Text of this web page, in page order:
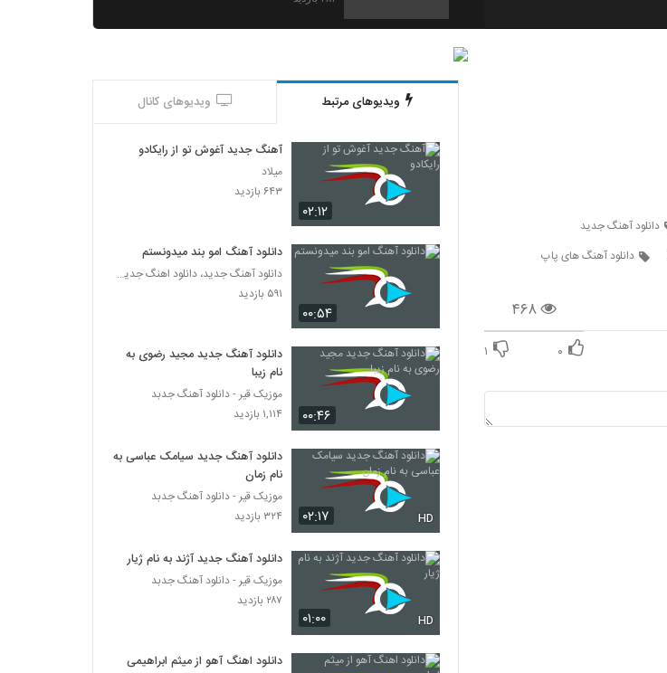
5267
دانلود آهنگ علی بیگ دل بریده (Ali Beig Del
۲۲۶ بازدید
علی راموز آهنگ بی خیال دنیا
۲۷۹ بازدید
آهنگ شهراد بنام بغض سنگی
۲۴۴ بازدید
۲۱۲ بازدید
Saberi Adame Ashegh)
هادی سپاسی آهنگ نه نمیخوام
Bahador Ghavami Taskin
۲۰۳ بازدید
آهنگ کاش نمی دیدمش از رامین حضرتی(پاپ)
دانلود آهنگ جدید
دانلود آهنگ های پاپ
۴۶۸
۰ ۱
ویدیوهای مرتبط ویدیوهای کانال
۰۲:۱۲
آهنگ جدید آغوش تو از رایکادو
میلاد
۶۴۳ بازدید
۰۰:۵۴
دانلود آهنگ امو بند میدونستم
دانلود آهنگ جدید، دانلود اهنگ جدید ایرانی
۵۹۱ بازدید
۰۰:۴۶
دانلود آهنگ جدید مجید رضوی به
نام زیبا
موزیک قیر - دانلود آهنگ جدبد
۱,۱۱۴ بازدید
۰۲:۱۷ HD
دانلود آهنگ جدید سیامک عباسی به
نام زمان
موزیک قیر - دانلود آهنگ جدبد
۳۲۴ بازدید
۰۱:۰۰ HD
دانلود آهنگ جدید آژند به نام ژیار
موزیک قیر - دانلود آهنگ جدبد
۲۸۷ بازدید
دانلود اهنگ آهو از میثم ابراهیمی